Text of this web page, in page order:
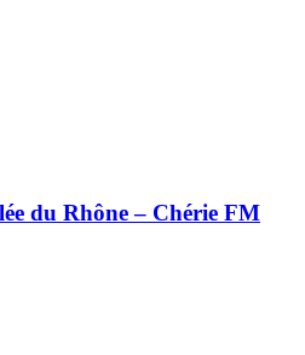
du Rhône – Chérie FM